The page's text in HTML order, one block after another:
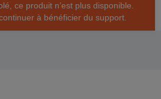
ce produit n’est plus disponible.
à bénéficier du support.